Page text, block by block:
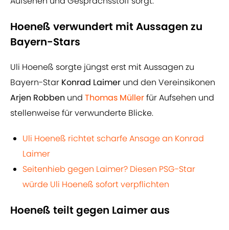
Hoeneß verwundert mit Aussagen zu
Bayern-Stars
Uli Hoeneß sorgte jüngst erst mit Aussagen zu
Bayern-Star Konrad Laimer und den Vereinsikonen
Arjen Robben und Thomas Müllerfür Aufsehen und
stellenweise für verwunderte Blicke.
Uli Hoeneß richtet scharfe Ansage an Konrad
Laimer
Seitenhieb gegen Laimer? Diesen PSG-Star
würde Uli Hoeneß sofort verpflichten
Hoeneß teilt gegen Laimer aus